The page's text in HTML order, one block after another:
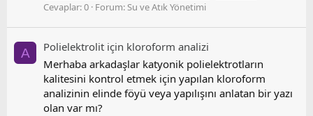
Cevaplar: 0 Forum:Su ve Atık Yönetimi
A
Polielektrolit için kloroform analizi
Merhaba arkadaşlar katyonik polielektrotların
kalitesini kontrol etmek için yapılan kloroform
analizinin elinde föyü veya yapılışını anlatan bir yazı
olan var mı?